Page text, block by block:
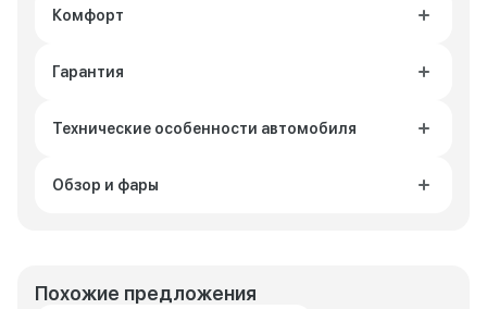
Комфорт
Гарантия
Технические особенности автомобиля
Обзор и фары
Похожие предложения